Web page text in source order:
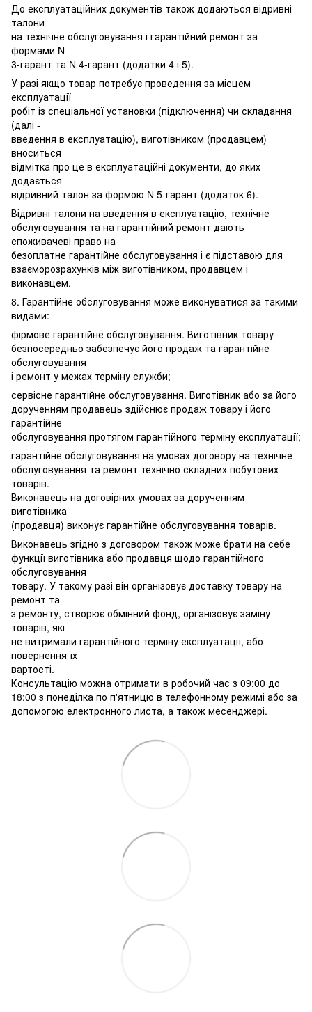
До експлуатаційних документів також додаються відривні
талони
на технічне обслуговування і гарантійний ремонт за
формами N
3-гарант та N 4-гарант (додатки 4 і 5).
У разі якщо товар потребує проведення за місцем
експлуатації
робіт із спеціальної установки (підключення) чи складання
(далі -
введення в експлуатацію), виготівником (продавцем)
вноситься
відмітка про це в експлуатаційні документи, до яких
додається
відривний талон за формою N 5-гарант (додаток 6).
Відривні талони на введення в експлуатацію, технічне
обслуговування та на гарантійний ремонт дають
споживачеві право на
безоплатне гарантійне обслуговування і є підставою для
взаєморозрахунків між виготівником, продавцем і
виконавцем.
8. Гарантійне обслуговування може виконуватися за такими
видами:
фірмове гарантійне обслуговування. Виготівник товару
безпосередньо забезпечує його продаж та гарантійне
обслуговування
і ремонт у межах терміну служби;
сервісне гарантійне обслуговування. Виготівник або за його
дорученням продавець здійснює продаж товару і його
гарантійне
обслуговування протягом гарантійного терміну експлуатації;
гарантійне обслуговування на умовах договору на технічне
обслуговування та ремонт технічно складних побутових
товарів.
Виконавець на договірних умовах за дорученням
виготівника
(продавця) виконує гарантійне обслуговування товарів.
Виконавець згідно з договором також може брати на себе
функції виготівника або продавця щодо гарантійного
обслуговування
товару. У такому разі він організовує доставку товару на
ремонт та
з ремонту, створює обмінний фонд, організовує заміну
товарів, які
не витримали гарантійного терміну експлуатації, або
повернення їх
вартості.
Консультацію можна отримати в робочий час з 09:00 до
18:00 з понеділка по п'ятницю в телефонному режимі або за
допомогою електронного листа, а також месенджері.